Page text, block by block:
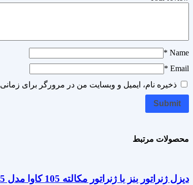
Name
*
Email
*
ذخیره نام، ایمیل و وبسایت من در مرورگر برای
محصولات مرتبط
دیزل ژنراتور بنز با ژنراتور مکالته 105 کاوا مدل OM352TAG5